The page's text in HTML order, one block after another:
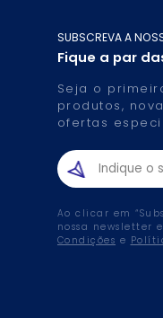
SUBSCREVA A
Fique a par
Seja o
produtos,
ofertas
Ao clicar em
nossa newsletter
Condições e